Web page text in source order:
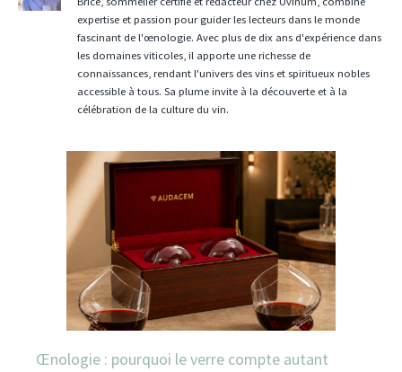
expertise et passion pour guider les lecteurs dans le monde
fascinant de l'œnologie. Avec plus de dix ans d'expérience dans
les domaines viticoles, il apporte une richesse de
connaissances, rendant l'univers des vins et spiritueux nobles
accessible à tous. Sa plume invite à la découverte et à la
célébration de la culture du vin.
Œnologie : pourquoi le verre compte autant